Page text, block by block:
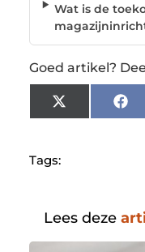
Wat is de
Goed artikel?
X
(Twitter)
Tags:
Lees deze